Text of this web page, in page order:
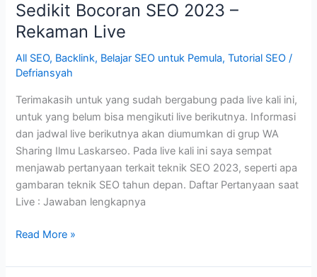
Sedikit Bocoran SEO 2023 –
Rekaman Live
All SEO, Backlink, Belajar SEO untuk Pemula,Tutorial SEO /
Defriansyah
Terimakasih untuk yang sudah bergabung pada live kali ini,
untuk yang belum bisa mengikuti live berikutnya. Informasi
dan jadwal live berikutnya akan diumumkan di grup WA
Sharing Ilmu Laskarseo. Pada live kali ini saya sempat
menjawab pertanyaan terkait teknik SEO 2023, seperti apa
gambaran teknik SEO tahun depan. Daftar Pertanyaan saat
Live : Jawaban lengkapnya
Sedikit
SEO
Read More »